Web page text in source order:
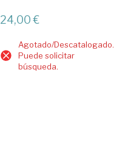
24,00 €
Agotado/Descatalogado.
Puede solicitar
búsqueda.